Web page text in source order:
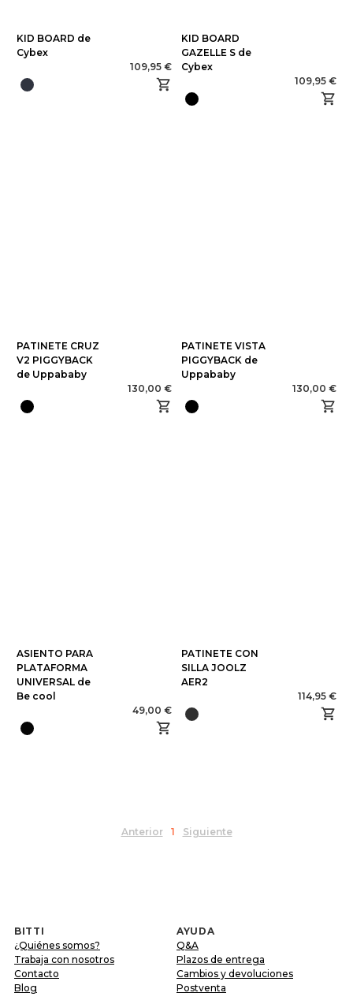
KID BOARD de
Cybex
109,95 €
KID BOARD
GAZELLE S de
Cybex
109,95 €
PATINETE CRUZ
V2 PIGGYBACK
de Uppababy
130,00 €
PATINETE VISTA
PIGGYBACK de
Uppababy
130,00 €
ASIENTO PARA
PLATAFORMA
UNIVERSAL de
Be cool
49,00 €
PATINETE CON
SILLA JOOLZ
AER2
114,95 €
Anterior 1 Siguiente
BITTI
¿Quiénes somos?
Trabaja con nosotros
Contacto
Blog
AYUDA
Q&A
Plazos de entrega
Cambios y devoluciones
Postventa